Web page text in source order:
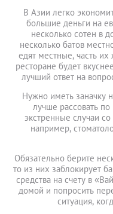
В Азии легко
большие деньги на
несколько сотен в
несколько батов
едят местные, часть их
ресторане будет
лучший ответ на
Нужно иметь заначку
лучше рассовать
экстренные случаи
например,
Обязательно берите
то из них заблокирует
средства на счету в
домой и попросить
ситуация,